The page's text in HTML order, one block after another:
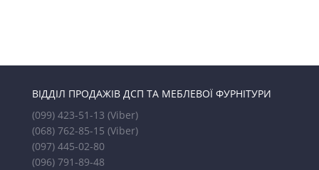
ВІДДІЛ ПРОДАЖІВ ДСП ТА МЕБЛЕВОЇ ФУРНІТУРИ
(099) 423-51-13 (Viber)
(068) 762-85-15 (Viber)
(097) 445-02-80
(096) 791-89-48